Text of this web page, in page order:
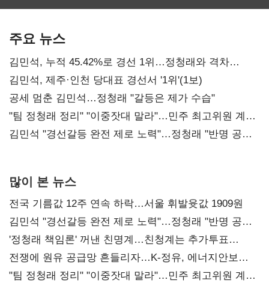
주요 뉴스
김민석, 누적 45.42%로 경선 1위…정청래와 격차
0.86%p(2보)
김민석, 제주·인천 당대표 경선서 '1위'(1보)
공세 멈춘 김민석…정청래 "갈등은 제가 수습"
"팀 정청래 정리" "이중잣대 말라"…민주 최고위원 계파
다툼 격화
김민석 "경선갈등 완전 제로 노력"…정청래 "반명 공세
많이 본 뉴스
전국 기름값 12주 연속 하락…서울 휘발윳값 1909원
김민석 "경선갈등 완전 제로 노력"…정청래 "반명 공세
사과부터"
'정청래 책임론' 꺼낸 친명계…친청계는 추가투표
때리기
전쟁에 원유 공급망 흔들리자…K-정유, 에너지안보
핵심으로 재부상
"팀 정청래 정리" "이중잣대 말라"…민주 최고위원 계파